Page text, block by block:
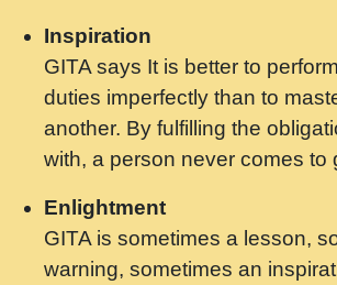
Saawariya.mp3
मर गनय न अपरध लडडल शर रध....
ravinandan shastri ji maharaj.mp3
मेरे मन हरी का ध्यान लगा - भजन भाव
Rishikesh - Swami Gyananand Ji
Maharaj.mp3
यह हसरत तलब ह नकज कमर Yahi
Talab Hai Bhav Pravah
Inspiration
GITA says It is better to
duties imperfectly than to
another. By fulfilling the
with, a person never comes to
Enlightment
GITA is sometimes a lesson,
warning, sometimes an